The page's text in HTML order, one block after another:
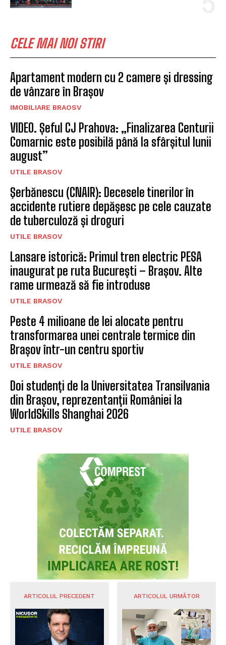
CELE MAI NOI STIRI
Apartament modern cu 2 camere și dressing
de vânzare în Brașov
IMOBILIARE BRAOSV
VIDEO. Șeful CJ Prahova: „Finalizarea Centurii
Comarnic este posibilă până la sfârșitul lunii
august”
UTILE BRASOV
Şerbănescu (CNAIR): Decesele tinerilor în
accidente rutiere depășesc pe cele cauzate
de tuberculoză și droguri
UTILE BRASOV
Lansare istorică: Primul tren electric PESA
inaugurat pe ruta București – Brașov. Alte
rame urmează să fie introduse
UTILE BRASOV
Peste 4 milioane de lei alocate pentru
transformarea unei centrale termice din
Brașov într-un centru sportiv
UTILE BRASOV
Doi studenți de la Universitatea Transilvania
din Brașov, reprezentanții României la
WorldSkills Shanghai 2026
UTILE BRASOV
ARTICOLUL PRECEDENT ARTICOLUL URMĂTOR